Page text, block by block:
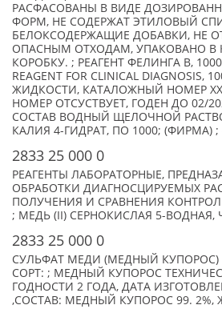
РАСФАСОВАНЫ В ВИДЕ
ФОРМ, НЕ СОДЕРЖАТ ЭТИЛОВЫЙ
БЕЛОКСОДЕРЖАЩИЕ ДОБАВКИ, НЕ
ОПАСНЫМ ОТХОДАМ, УПАКОВАНО В
КОРОБКУ. ; РЕАГЕНТ ФЕЛИНГА В, 1000
REAGENT FOR CLINICAL DIAGNOSIS,
ЖИДКОСТИ, КАТАЛОЖНЫЙ НОМЕР
НОМЕР ОТСУСТВУЕТ, ГОДЕН ДО 02/
СОСТАВ ВОДНЫЙ ЩЕЛОЧНОЙ
КАЛИЯ 4-ГИДРАТ, ПО 1000; (ФИРМА) ;
2833 25 000 0
РЕАГЕНТЫ ЛАБОРАТОРНЫЕ,
ОБРАБОТКИ ДИАГНОСЦИРУЕМЫХ
ПОЛУЧЕНИЯ И СРАВНЕНИЯ
; МЕДЬ (II) СЕРНОКИСЛАЯ 5-ВОДНАЯ,
2833 25 000 0
СУЛЬФАТ МЕДИ (МЕДНЫЙ
СОРТ: ; МЕДНЫЙ КУПОРОС
ГОДНОСТИ 2 ГОДА, ДАТА
,СОСТАВ: МЕДНЫЙ КУПОРОС 99. 2%,